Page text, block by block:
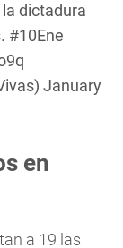
dictadura
#10Ene
January
en
a 19 las